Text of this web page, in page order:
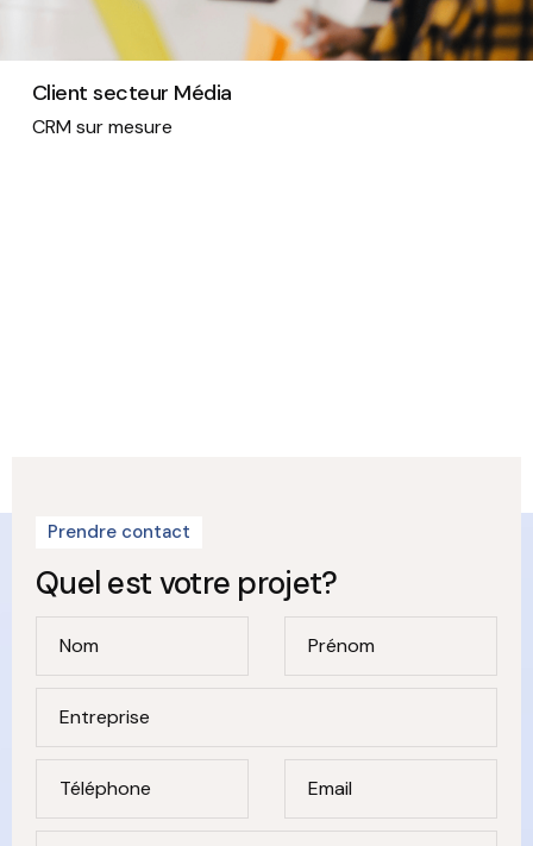
Client secteur Média
CRM sur mesure
Prendre contact
Quel est votre projet?
Nom Prénom
Entreprise
Téléphone Email